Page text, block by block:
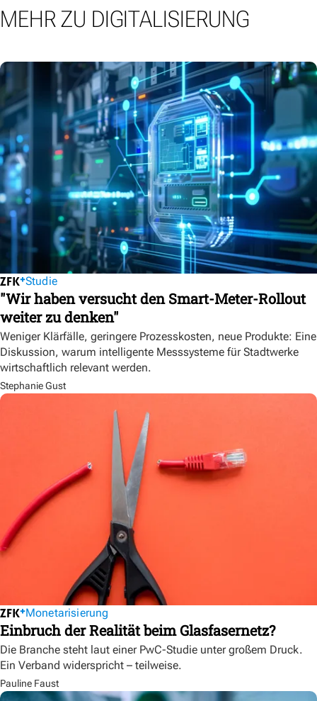
MEHR ZU DIGITALISIERUNG
Studie
"Wir haben versucht den Smart-Meter-Rollout
weiter zu denken"
Weniger Klärfälle, geringere Prozesskosten, neue Produkte: Eine
Diskussion, warum intelligente Messsysteme für Stadtwerke
wirtschaftlich relevant werden.
Stephanie Gust
Monetarisierung
Einbruch der Realität beim Glasfasernetz?
Die Branche steht laut einer PwC-Studie unter großem Druck.
Ein Verband widerspricht – teilweise.
Pauline Faust